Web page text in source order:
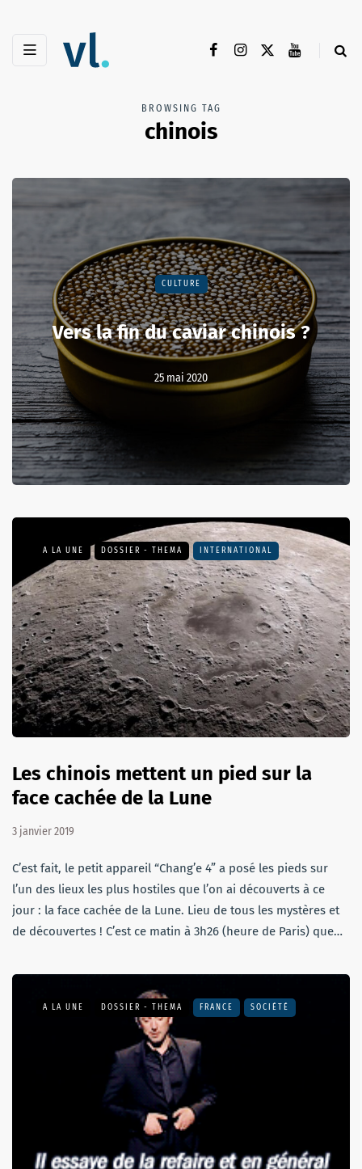
BROWSING TAG
chinois
CULTURE
Vers la fin du caviar chinois ?
25 mai 2020
A LA UNE DOSSIER - THEMA INTERNATIONAL
Les chinois mettent un pied sur la
face cachée de la Lune
3 janvier 2019
C’est fait, le petit appareil “Chang’e 4” a posé les pieds sur
l’un des lieux les plus hostiles que l’on ai découverts à ce
jour : la face cachée de la Lune. Lieu de tous les mystères et
de découvertes ! C’est ce matin à 3h26 (heure de Paris) que…
A LA UNE DOSSIER - THEMA FRANCE SOCIÉTÉ